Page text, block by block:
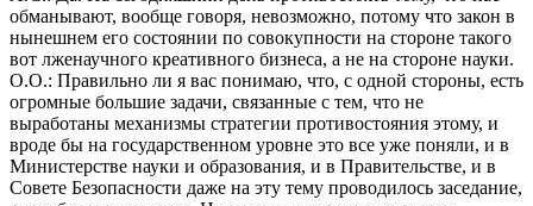
обманывают, вообще говоря, невозможно, потому что закон в
нынешнем его состоянии по совокупности на стороне такого
вот лженаучного креативного бизнеса, а не на стороне науки.
О.О.: Правильно ли я вас понимаю, что, с одной стороны, есть
огромные большие задачи, связанные с тем, что не
выработаны механизмы стратегии противостояния этому, и
вроде бы на государственном уровне это все уже поняли, и в
Министерстве науки и образования, и в Правительстве, и в
Совете Безопасности даже на эту тему проводилось заседание,